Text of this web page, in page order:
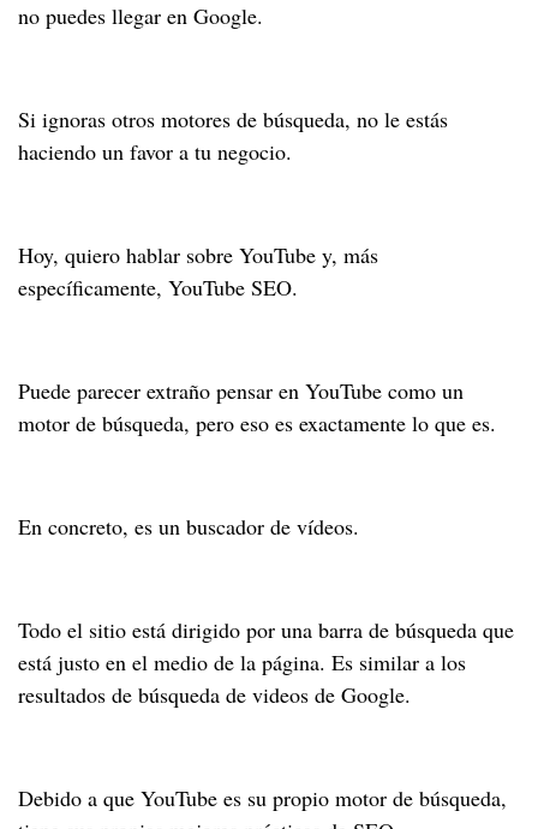
no puedes llegar en Google.
Si ignoras otros motores de búsqueda, no le estás
haciendo un favor a tu negocio.
Hoy, quiero hablar sobre YouTube y, más
específicamente, YouTube SEO.
Puede parecer extraño pensar en YouTube como un
motor de búsqueda, pero eso es exactamente lo que es.
En concreto, es un buscador de vídeos.
Todo el sitio está dirigido por una barra de búsqueda que
está justo en el medio de la página. Es similar a los
resultados de búsqueda de videos de Google.
Debido a que YouTube es su propio motor de búsqueda,